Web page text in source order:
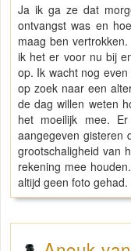
Ja ik ga ze dat
ontvangst was en
maag ben
ik het er voor nu bij
op. Ik wacht nog
op zoek naar een
de dag willen weten
het moeilijk mee.
aangegeven gisteren
grootschaligheid van
rekening mee
altijd geen foto gehad.